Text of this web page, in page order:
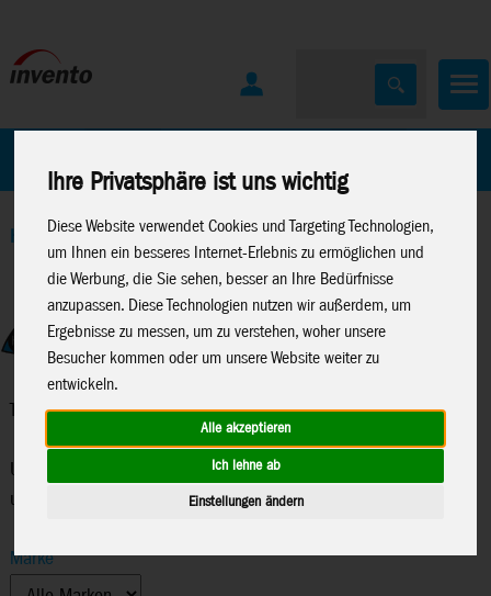
Ihre Privatsphäre ist uns wichtig
Diese Website verwendet Cookies und Targeting Technologien,
um Ihnen ein besseres Internet-Erlebnis zu ermöglichen und
die Werbung, die Sie sehen, besser an Ihre Bedürfnisse
anzupassen. Diese Technologien nutzen wir außerdem, um
Ergebnisse zu messen, um zu verstehen, woher unsere
Besucher kommen oder um unsere Website weiter zu
entwickeln.
Alle akzeptieren
Ich lehne ab
Einstellungen ändern
Home >Windspiele>Twist & Spiralen
Twist & Spiralen
Unsere Twist-Objekte drehen bereits bei der geringsten Brise
und verzaubern so jeden Garten oder Terrasse direkt.
Marke